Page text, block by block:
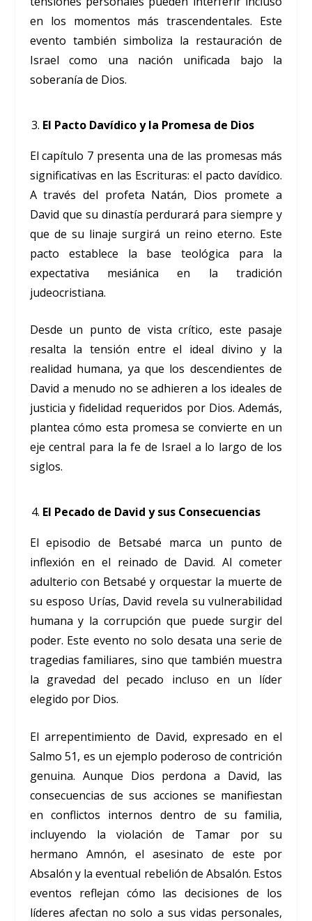
en los momentos más trascendentales. Este
evento también simboliza la restauración de
Israel como una nación unificada bajo la
soberanía de Dios.
El Pacto Davídico y la Promesa de Dios
El capítulo 7 presenta una de las promesas más
significativas en las Escrituras: el pacto davídico.
A través del profeta Natán, Dios promete a
David que su dinastía perdurará para siempre y
que de su linaje surgirá un reino eterno. Este
pacto establece la base teológica para la
expectativa mesiánica en la tradición
judeocristiana.
Desde un punto de vista crítico, este pasaje
resalta la tensión entre el ideal divino y la
realidad humana, ya que los descendientes de
David a menudo no se adhieren a los ideales de
justicia y fidelidad requeridos por Dios. Además,
plantea cómo esta promesa se convierte en un
eje central para la fe de Israel a lo largo de los
siglos.
El Pecado de David y sus Consecuencias
El episodio de Betsabé marca un punto de
inflexión en el reinado de David. Al cometer
adulterio con Betsabé y orquestar la muerte de
su esposo Urías, David revela su vulnerabilidad
humana y la corrupción que puede surgir del
poder. Este evento no solo desata una serie de
tragedias familiares, sino que también muestra
la gravedad del pecado incluso en un líder
elegido por Dios.
El arrepentimiento de David, expresado en el
Salmo 51, es un ejemplo poderoso de contrición
genuina. Aunque Dios perdona a David, las
consecuencias de sus acciones se manifiestan
en conflictos internos dentro de su familia,
incluyendo la violación de Tamar por su
hermano Amnón, el asesinato de este por
Absalón y la eventual rebelión de Absalón. Estos
eventos reflejan cómo las decisiones de los
líderes afectan no solo a sus vidas personales,